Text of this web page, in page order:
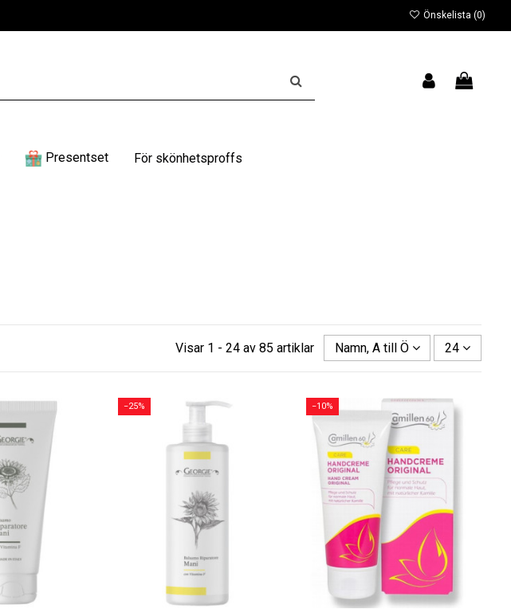
Önskelista (0)
Presentset För skönhetsproffs
Visar 1 - 24 av 85 artiklar Namn, A till Ö 24
−25% −10%